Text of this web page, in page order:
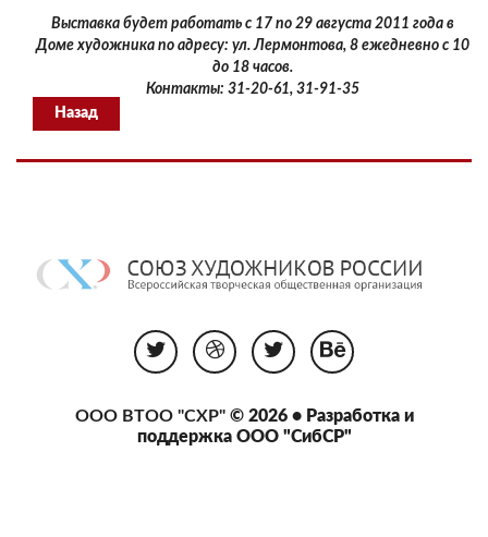
Выставка будет работать с 17 по 29 августа 2011 года в
Доме художника по адресу: ул. Лермонтова, 8 ежедневно с 10
до 18 часов.
Контакты: 31-20-61, 31-91-35
Назад
ООО ВТОО "СХР"© 2026 • Разработка и
поддержка ООО "СибСР"